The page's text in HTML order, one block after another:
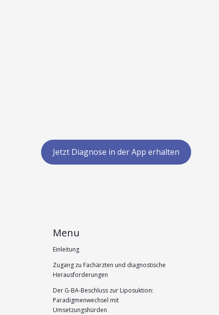
Jetzt Diagnose in der App erhalten
Menu
Einleitung
Zugang zu Fachärzten und diagnostische
Herausforderungen
Der G-BA-Beschluss zur Liposuktion:
Paradigmenwechsel mit
Umsetzungshürden